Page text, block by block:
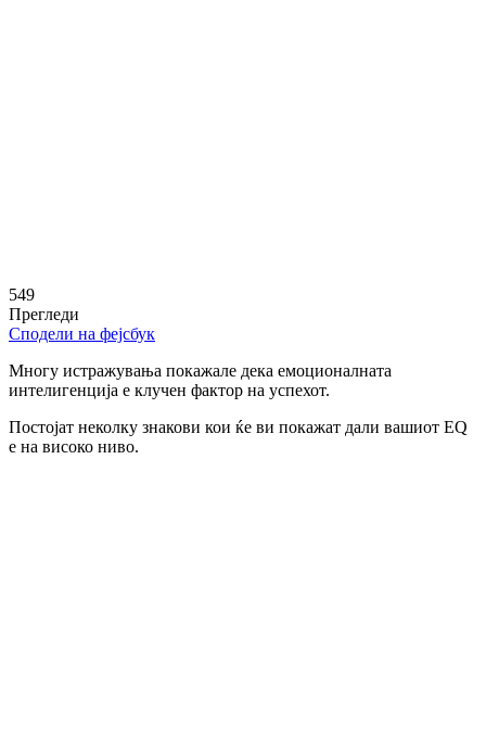
549
Прегледи
Сподели на фејсбук
Многу истражувања покажале дека емоционалната
интелигенција е клучен фактор на успехот.
Постојат неколку знакови кои ќе ви покажат дали вашиот EQ
е на високо ниво.